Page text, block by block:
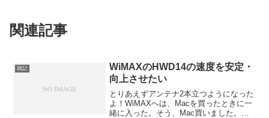
関連記事
雑記
WiMAXのHWD14の速度を安定・
向上させたい
とりあえずアンテナ2本立つようになった
よ！WiMAXへは、Macを買ったときに一
緒に入った。そう、Mac買いました。こ